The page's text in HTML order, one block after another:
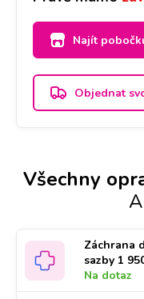
Najít
Objednat
Všechny
Záchrana
sazby 1
Na dotaz